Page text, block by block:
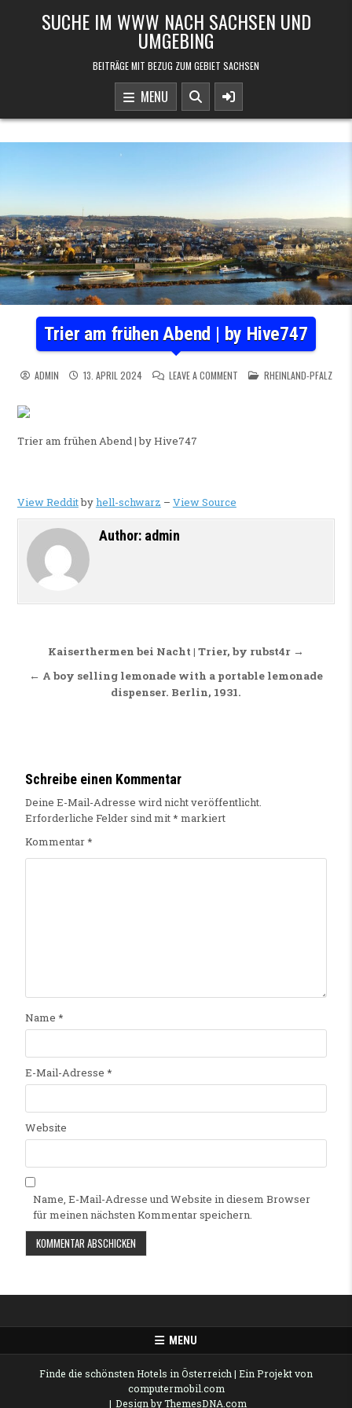
SUCHE IM WWW NACH SACHSEN UND
UMGEBING
BEITRÄGE MIT BEZUG ZUM GEBIET SACHSEN
MENU
Trier am frühen Abend | by Hive747
ADMIN 13. APRIL 2024 LEAVE A COMMENTON TRIER AM FRÜHEN ABEND
POSTED IN
RHEINLAND-PFALZ
Trier am frühen Abend | by Hive747
View Redditbyhell-schwarz – View Source
Author: admin
Beitragsnavigation
Kaiserthermen bei Nacht | Trier, by rubst4r →
← A boy selling lemonade with a portable lemonade
dispenser. Berlin, 1931.
Schreibe einen Kommentar
Deine E-Mail-Adresse wird nicht veröffentlicht.
Erforderliche Felder sind mit* markiert
Kommentar*
Name *
E-Mail-Adresse *
Website
Name, E-Mail-Adresse und Website in diesem Browser
für meinen nächsten Kommentar speichern.
MENU
Finde die schönsten Hotels in Österreich | Ein Projekt von
computermobil.com
Design by ThemesDNA.com